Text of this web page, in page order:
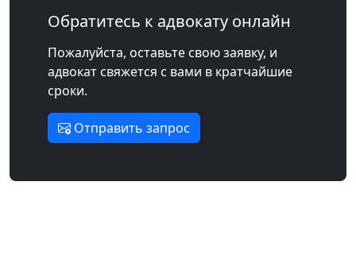
Обратитесь к адвокату онлайн
Пожалуйста, оставьте свою заявку, и
адвокат свяжется с вами в кратчайшие
сроки.
Отправить запрос